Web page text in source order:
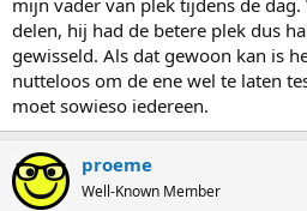
mijn vader van plek tijdens de
delen, hij had de betere plek dus
gewisseld. Als dat gewoon kan is
nutteloos om de ene wel te laten
moet sowieso iedereen.
proeme
Well-Known Member